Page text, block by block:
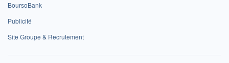
BoursoBank
Publicité
Site Groupe & Recrutement